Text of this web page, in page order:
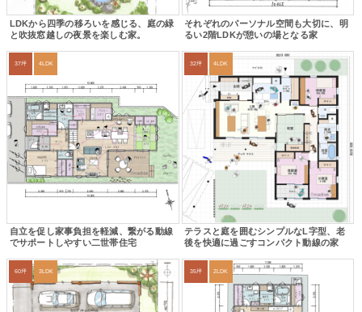
LDKから四季の移ろいを感じる、庭の緑
と吹抜窓越しの夜景を楽しむ家。
それぞれのパーソナル空間も大切に、明
るい2階LDKが憩いの場となる家
37坪 4LDK
自立を促し家事負担を軽減、繋がる動線
でサポートしやすい二世帯住宅
32坪 4LDK
テラスと庭を囲むシンプルなL字型、老
後を快適に過ごすコンパクト動線の家
60坪 3LDK 35坪 2LDK